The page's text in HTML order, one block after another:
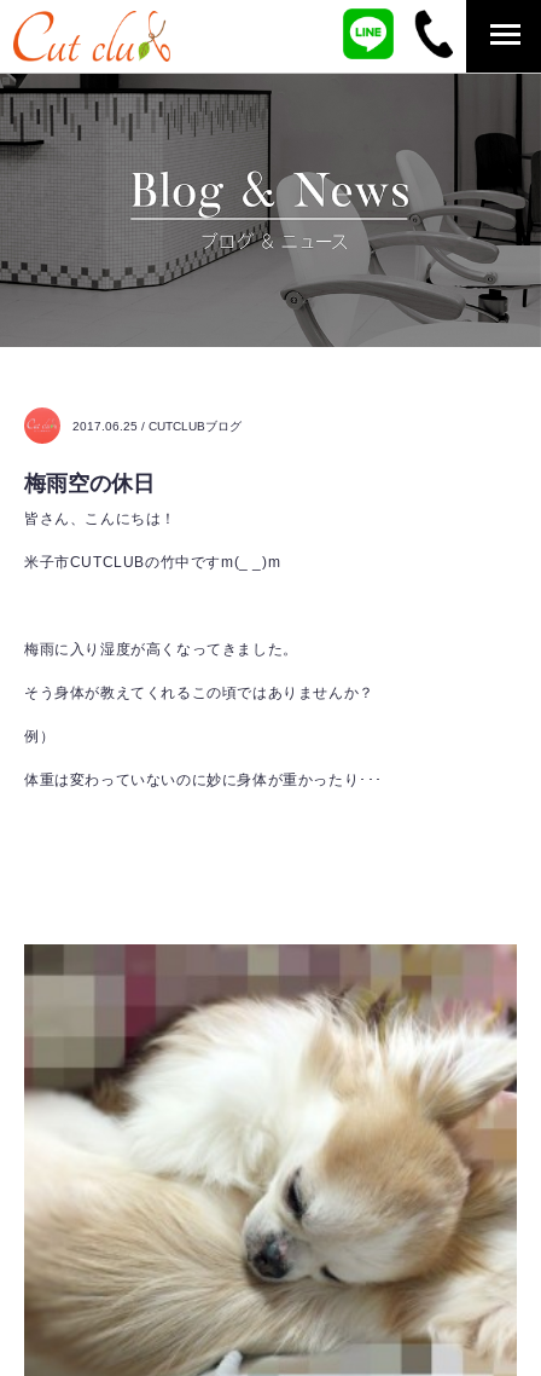
2017.06.25 / CUTCLUBブログ
梅雨空の休日
皆さん、こんにちは！
米子市CUTCLUBの竹中ですm(_ _)m
梅雨に入り湿度が高くなってきました。
そう身体が教えてくれるこの頃ではありませんか？
例）
体重は変わっていないのに妙に身体が重かったり･･･